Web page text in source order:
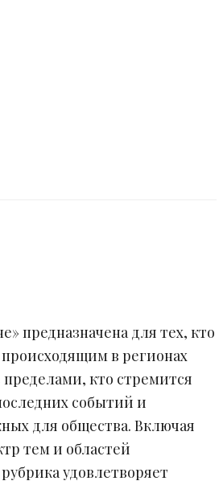
предназначена для тех, кто
в регионах
пределами, кто стремится
событий и
для общества. Включая
тем и областей
удовлетворяет